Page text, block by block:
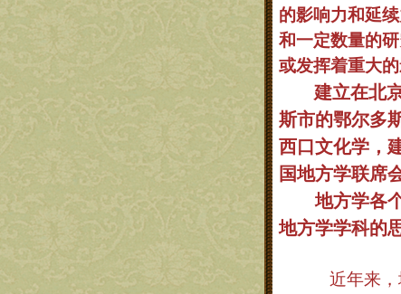
的影响力和延
和一定数量的
或发挥着重大的
建立在北
斯市的鄂尔多
西口文化学，
国地方学联席
地方学各
地方学学科的
近年来